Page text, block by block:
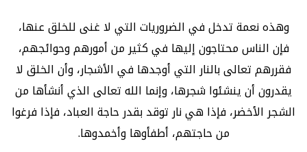
وهذه نعمة تدخل في الضروريات التي لا غنى للخلق عنها،
فإن الناس محتاجون إليها في كثير من أمورهم وحوائجهم،
فقررهم تعالى بالنار التي أوجدها في الأشجار، وأن الخلق لا
يقدرون أن ينشئوا شجرها، وإنما الله تعالى الذي أنشأها من
الشجر الأخضر، فإذا هي نار توقد بقدر حاجة العباد، فإذا فرغوا
من حاجتهم، أطفأوها وأخمدوها.